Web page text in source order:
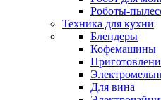
Роботы-
Техника для кухни
Блендеры
Кофемашины
Для вина